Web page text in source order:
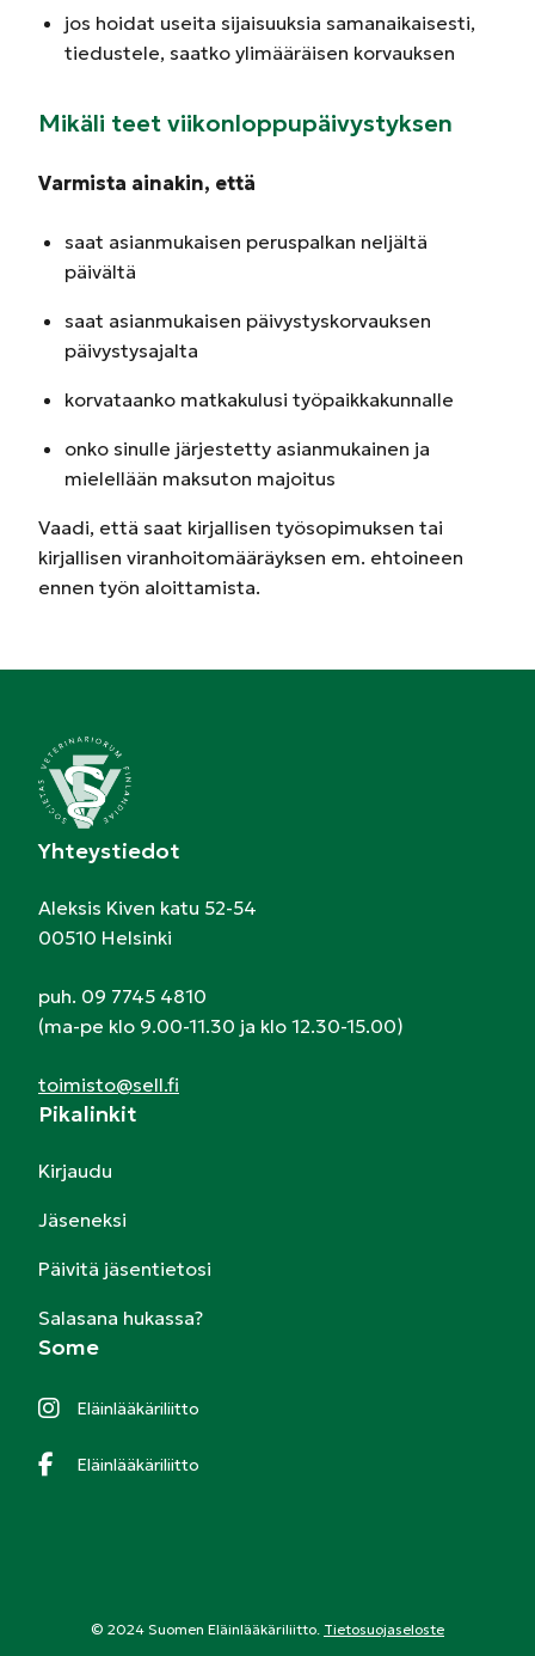
jos hoidat useita sijaisuuksia samanaikaisesti,
tiedustele, saatko ylimääräisen korvauksen
Mikäli teet viikonloppupäivystyksen
Varmista ainakin, että
saat asianmukaisen peruspalkan neljältä
päivältä
saat asianmukaisen päivystyskorvauksen
päivystysajalta
korvataanko matkakulusi työpaikkakunnalle
onko sinulle järjestetty asianmukainen ja
mielellään maksuton majoitus
Vaadi, että saat kirjallisen työsopimuksen tai
kirjallisen viranhoitomääräyksen em. ehtoineen
ennen työn aloittamista.
Yhteystiedot
Aleksis Kiven katu 52-54
00510 Helsinki
puh. 09 7745 4810
(ma-pe klo 9.00-11.30 ja klo 12.30-15.00)
toimisto@sell.fi
Pikalinkit
Kirjaudu
Jäseneksi
Päivitä jäsentietosi
Salasana hukassa?
Some
Eläinlääkäriliitto
Eläinlääkäriliitto
© 2024 Suomen Eläinlääkäriliitto. Tietosuojaseloste